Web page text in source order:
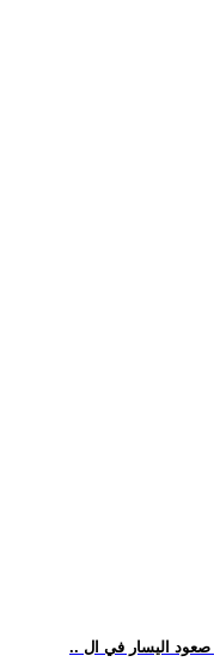
صعود اليسار في ال